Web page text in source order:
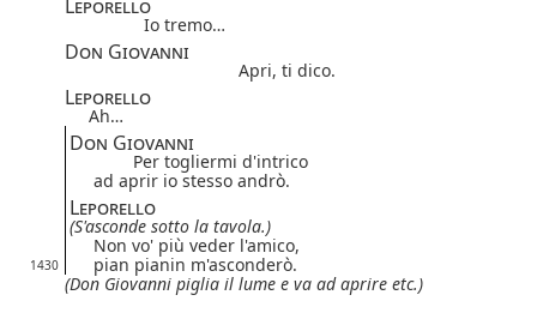
Leporello
Io tremo…
Don Giovanni
Apri, ti dico.
Leporello
Ah…
Don Giovanni
Per togliermi d'intrico
ad aprir io stesso andrò.
Leporello
(S'asconde sotto la tavola.)
Non vo' più veder l'amico,
1430
pian pianin m'asconderò.
(Don Giovanni piglia il lume e va ad aprire etc.)